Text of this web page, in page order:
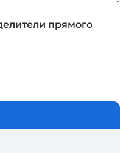
прямого